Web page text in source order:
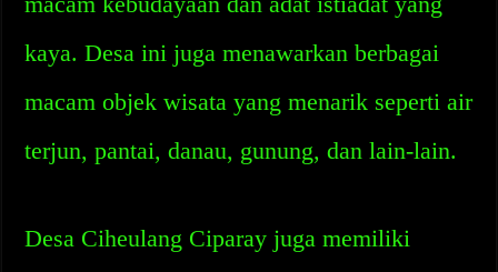
kaya. Desa ini juga menawarkan berbagai
macam objek wisata yang menarik seperti air
terjun, pantai, danau, gunung, dan lain-lain.
Desa Ciheulang Ciparay juga memiliki